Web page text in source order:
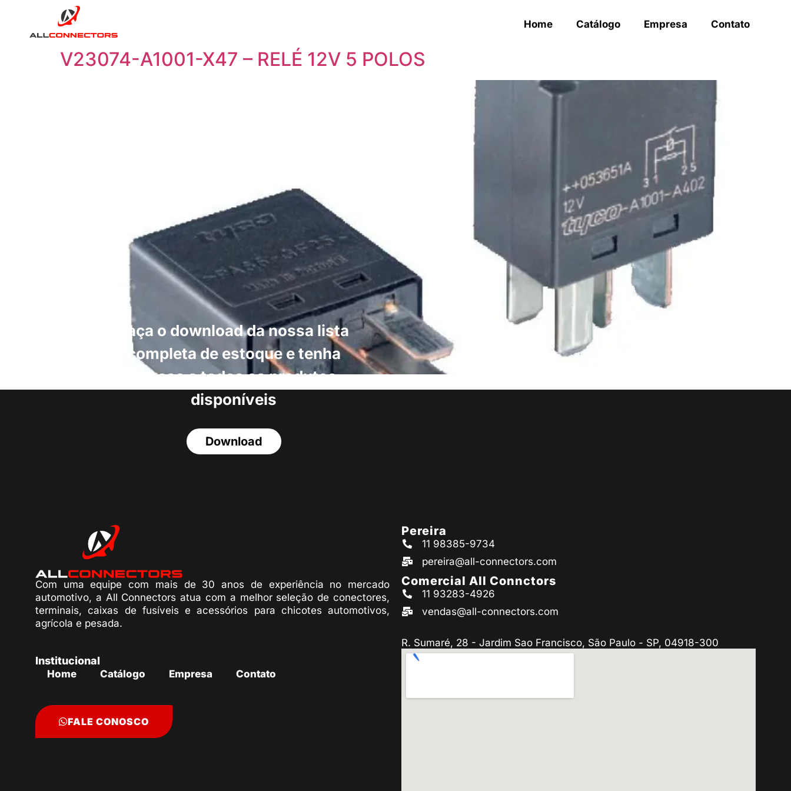
Home Catálogo Empresa Contato
V23074-A1001-X47 – RELÉ 12V 5 POLOS
Faça o download da nossa lista
completa de estoque e tenha
acesso a todos os produtos
disponíveis
Download
Com uma equipe com mais de 30 anos de experiência no mercado
automotivo, a All Connectors atua com a melhor seleção de conectores,
terminais, caixas de fusíveis e acessórios para chicotes automotivos,
agrícola e pesada.
Institucional
Home Catálogo Empresa Contato
FALE CONOSCO
Pereira
11 98385-9734
pereira@all-connectors.com
Comercial All Connctors
11 93283-4926
vendas@all-connectors.com
R. Sumaré, 28 - Jardim Sao Francisco, São Paulo - SP, 04918-300